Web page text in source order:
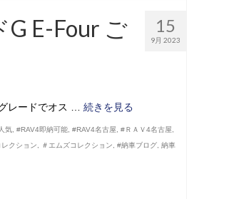
15
9月 2023
E-Four ご
グレードでオス …続きを見る
気 ,#RAV4即納可能 ,#RAV4名古屋 ,#ＲＡＶ4名古屋
クション ＃エムズコレクション ,#納車ブログ ,納車